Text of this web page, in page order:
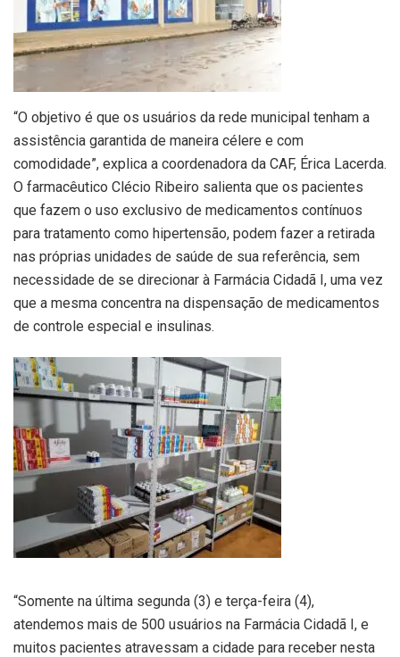
“O objetivo é que os usuários da rede municipal tenham a
assistência garantida de maneira célere e com
comodidade”, explica a coordenadora da CAF, Érica Lacerda.
O farmacêutico Clécio Ribeiro salienta que os pacientes
que fazem o uso exclusivo de medicamentos contínuos
para tratamento como hipertensão, podem fazer a retirada
nas próprias unidades de saúde de sua referência, sem
necessidade de se direcionar à Farmácia Cidadã I, uma vez
que a mesma concentra na dispensação de medicamentos
de controle especial e insulinas.
“Somente na última segunda (3) e terça-feira (4),
atendemos mais de 500 usuários na Farmácia Cidadã I, e
muitos pacientes atravessam a cidade para receber nesta